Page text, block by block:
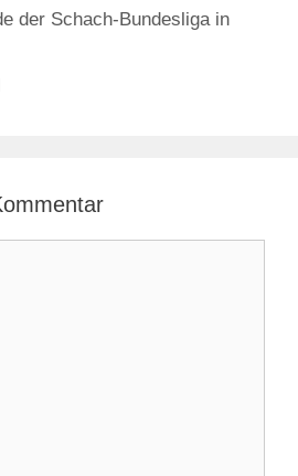
der Schach-Bundesliga in